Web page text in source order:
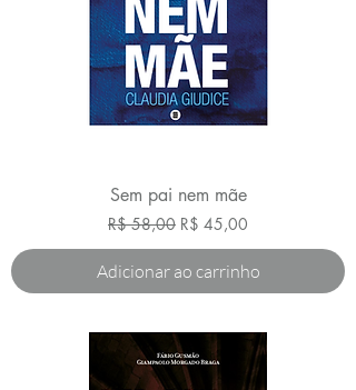
Sem pai nem mãe
Preço normal
R$ 58,00 Preço promocional
R$ 45,00
Adicionar ao carrinho